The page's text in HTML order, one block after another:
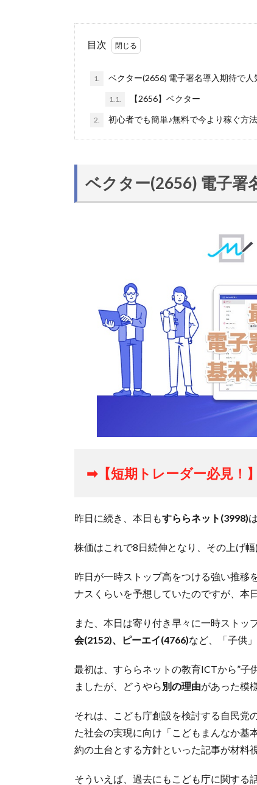
目次
1. ベクター(2656) 電子署名導入期待で人
1.1. 【2656】ベクター
2. 初心者でも簡単♪無料で今より稼ぐ方
ベクター(2656) 電子署
➡【短期トレーダー必見！
昨日に続き、本日もすららネット(3998)
株価はこれで8日続伸となり、その上げ幅
昨日が一時ストップ高をつける強い推移
ナスくらいを予想していたのですが、本
また、本日は寄り付き早々に一時ストッ
会(2152)、ピーエイ(4766)など、「子供
最初は、すららネットの教育ICTから”子
ましたが、どうやら 別の理由があった模様
それは、こども庁創設を検討する自民党
た社会の実現に向け「こどもまんなか基
約の土台とする方針といった記事が材料
そういえば、過去にもこども庁に関する